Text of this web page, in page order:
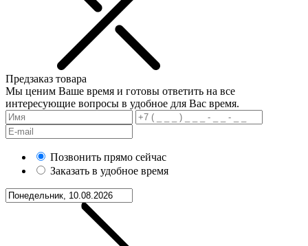
Предзаказ товара
Мы ценим Ваше время и готовы ответить на все
интересующие вопросы в удобное для Вас время.
Позвонить прямо сейчас
Заказать в удобное время